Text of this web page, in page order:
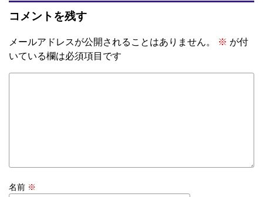
コメントを残す
メールアドレスが公開されることはありません。 ※ が付
いている欄は必須項目です
名前 ※